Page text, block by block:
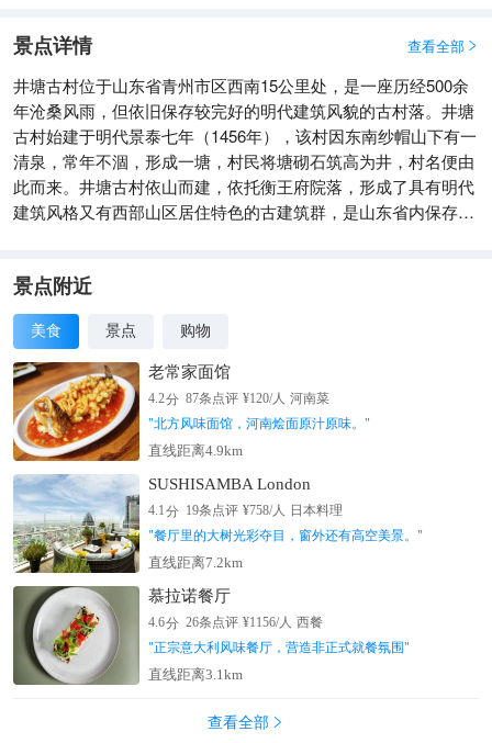
景点详情 查看全部 
井塘古村位于山东省青州市区西南15公里处，是一座历经500余
年沧桑风雨，但依旧保存较完好的明代建筑风貌的古村落。井塘
古村始建于明代景泰七年（1456年），该村因东南纱帽山下有一
清泉，常年不涸，形成一塘，村民将塘砌石筑高为井，村名便由
此而来。井塘古村依山而建，依托衡王府院落，形成了具有明代
建筑风格又有西部山区居住特色的古建筑群，是山东省内保存比
景点附近
美食 景点 购物
老常家面馆
4.2分 87条点评 ¥120/人 河南菜
"北方风味面馆，河南烩面原汁原味。 "
直线距离4.9km
SUSHISAMBA London
4.1分 19条点评 ¥758/人 日本料理
"餐厅里的大树光彩夺目，窗外还有高空美景。 "
直线距离7.2km
慕拉诺餐厅
4.6分 26条点评 ¥1156/人 西餐
"正宗意大利风味餐厅，营造非正式就餐氛围"
直线距离3.1km
查看全部 